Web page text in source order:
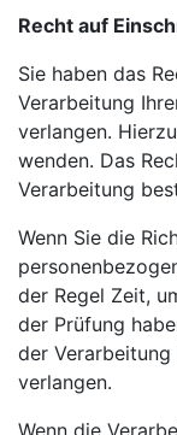
Recht auf
Sie haben das
Verarbeitung
verlangen.
wenden. Das
Verarbeitung
Wenn Sie die
der Regel Zeit,
der Prüfung
der
verlangen.
Wenn die